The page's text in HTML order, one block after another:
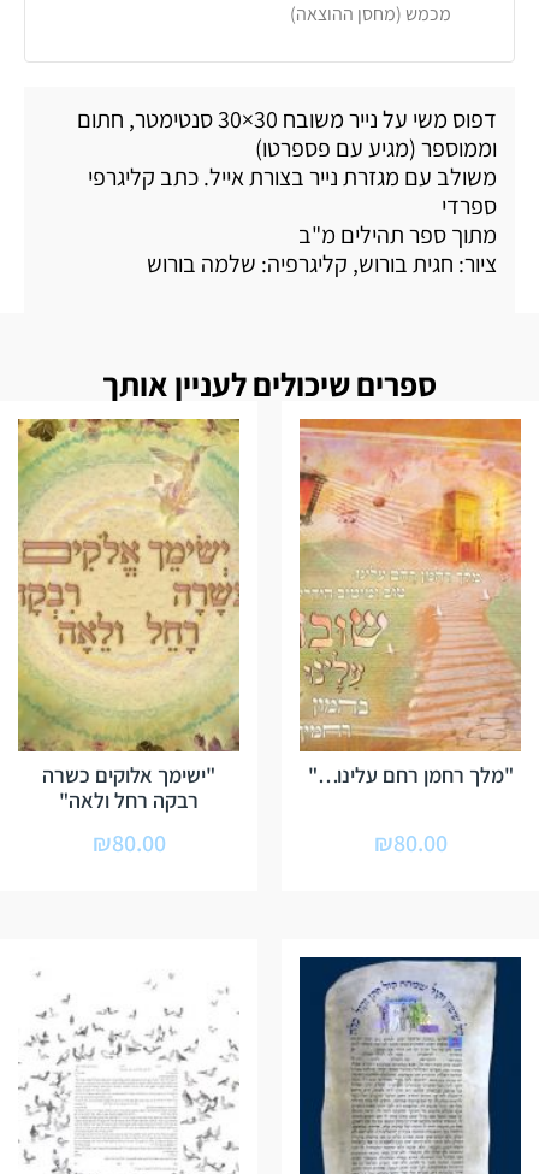
מכמש (מחסן ההוצאה)
דפוס משי על נייר משובח 30×30 סנטימטר, חתום
וממוספר (מגיע עם פספרטו)
משולב עם מגזרת נייר בצורת אייל. כתב קליגרפי
ספרדי
מתוך ספר תהילים מ"ב
ציור: חגית בורוש, קליגרפיה: שלמה בורוש
ספרים שיכולים לעניין אותך
"מלך רחמן רחם עלינו…"
₪80.00
"ישימך אלוקים כשרה
רבקה רחל ולאה"
₪80.00